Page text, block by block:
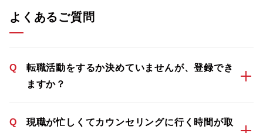
よくあるご質問
Q
転職活動をするか決めていませんが、登録でき
ますか？
Q
現職が忙しくてカウンセリングに行く時間が取